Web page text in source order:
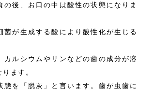
の後、お口の中は酸性の状態になりま
菌が生成する酸により酸性化が生じる
カルシウムやリンなどの歯の成分が溶
ます。
態を「脱灰」と言います。歯が虫歯に